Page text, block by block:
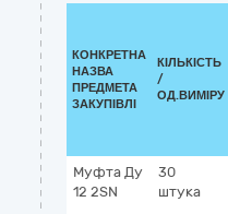
КОНКРЕТНА
НАЗВА
ПРЕДМЕТА
ЗАКУПІВЛІ
КІЛЬКІСТЬ
/
ОД.ВИМІРУ
Муфта Ду
12 2SN
30
штука